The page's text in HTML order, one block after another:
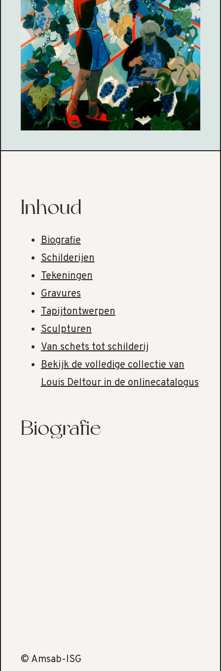
Inhoud
Biografie
Schilderijen
Tekeningen
Gravures
Tapijtontwerpen
Sculpturen
Van schets tot schilderij
Bekijk de volledige collectie van
Louis Deltour in de onlinecatalogus
Biografie
© Amsab-ISG